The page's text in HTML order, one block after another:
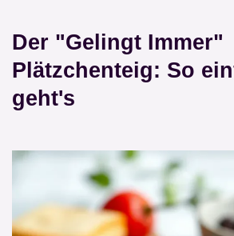
Der "Gelingt Immer"
Plätzchenteig: So
geht's